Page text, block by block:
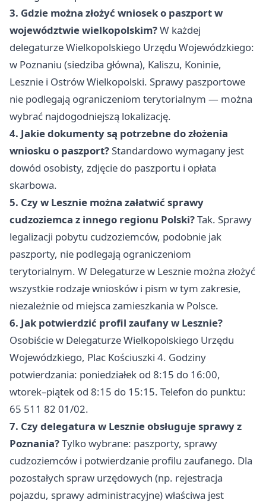
3. Gdzie można złożyć wniosek o paszport w
województwie wielkopolskim?W każdej
delegaturze Wielkopolskiego Urzędu Wojewódzkiego:
w Poznaniu (siedziba główna), Kaliszu, Koninie,
Lesznie i Ostrów Wielkopolski. Sprawy paszportowe
nie podlegają ograniczeniom terytorialnym — można
wybrać najdogodniejszą lokalizację.
4. Jakie dokumenty są potrzebne do złożenia
wniosku o paszport?Standardowo wymagany jest
dowód osobisty, zdjęcie do paszportu i opłata
skarbowa.
5. Czy w Lesznie można załatwić sprawy
cudzoziemca z innego regionu Polski?Tak. Sprawy
legalizacji pobytu cudzoziemców, podobnie jak
paszporty, nie podlegają ograniczeniom
terytorialnym. W Delegaturze w Lesznie można złożyć
wszystkie rodzaje wniosków i pism w tym zakresie,
niezależnie od miejsca zamieszkania w Polsce.
6. Jak potwierdzić profil zaufany w Lesznie?
Osobiście w Delegaturze Wielkopolskiego Urzędu
Wojewódzkiego, Plac Kościuszki 4. Godziny
potwierdzania: poniedziałek od 8:15 do 16:00,
wtorek–piątek od 8:15 do 15:15. Telefon do punktu:
65 511 82 01/02.
7. Czy delegatura w Lesznie obsługuje sprawy z
Poznania?Tylko wybrane: paszporty, sprawy
cudzoziemców i potwierdzanie profilu zaufanego. Dla
pozostałych spraw urzędowych (np. rejestracja
pojazdu, sprawy administracyjne) właściwa jest